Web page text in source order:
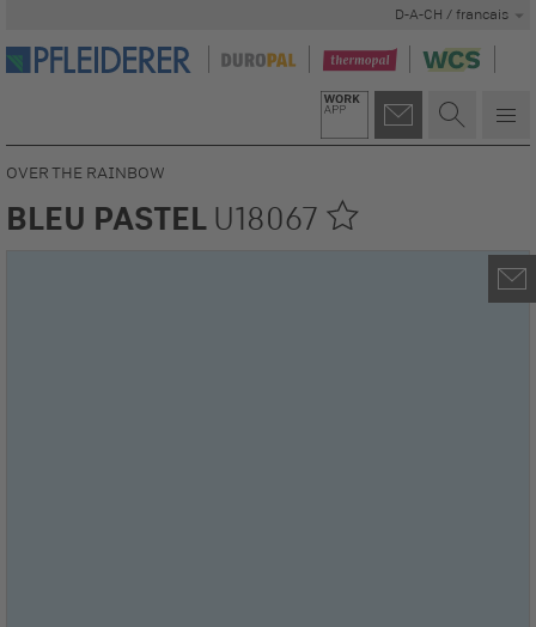
D-A-CH / francais
OVER THE RAINBOW
BLEU PASTEL U18067